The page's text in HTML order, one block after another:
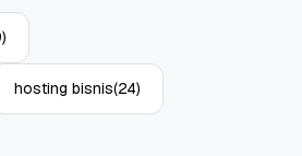
hosting bisnis(24)